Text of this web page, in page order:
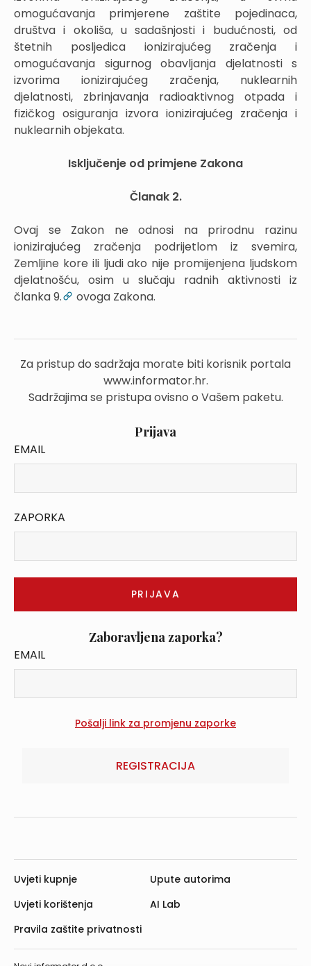
omogućavanja primjerene zaštite pojedinaca,
društva i okoliša, u sadašnjosti i budućnosti, od
štetnih posljedica ionizirajućeg zračenja i
omogućavanja sigurnog obavljanja djelatnosti s
izvorima ionizirajućeg zračenja, nuklearnih
djelatnosti, zbrinjavanja radioaktivnog otpada i
fizičkog osiguranja izvora ionizirajućeg zračenja i
nuklearnih objekata.
Isključenje od primjene Zakona
Članak 2.
Ovaj se Zakon ne odnosi na prirodnu razinu
ionizirajućeg zračenja podrijetlom iz svemira,
Zemljine kore ili ljudi ako nije promijenjena ljudskom
djelatnošću, osim u slučaju radnih aktivnosti iz
članka 9.
ovoga Zakona.
Za pristup do sadržaja morate biti korisnik portala
www.informator.hr.
Sadržajima se pristupa ovisno o Vašem paketu.
Prijava
EMAIL
ZAPORKA
Zaboravljena zaporka?
EMAIL
REGISTRACIJA
Uvjeti kupnje
Uvjeti korištenja
Pravila zaštite privatnosti
Upute autorima
AI Lab